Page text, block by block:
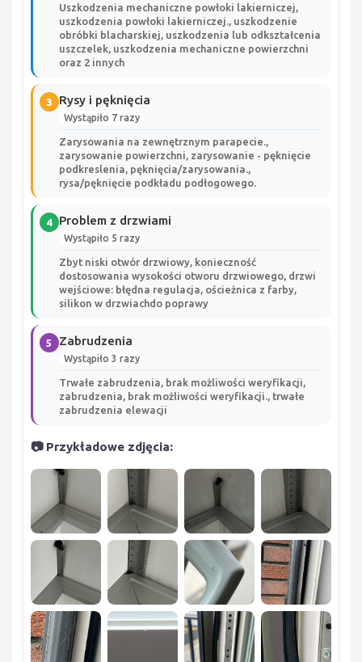
Uszkodzenia mechaniczne powłoki lakierniczej,
uszkodzenia powłoki lakierniczej., uszkodzenie
obróbki blacharskiej, uszkodzenia lub odkształcenia
uszczelek, uszkodzenia mechaniczne powierzchni
oraz 2 innych
3 Rysy i pęknięcia
Wystąpiło 7 razy
Zarysowania na zewnętrznym parapecie.,
zarysowanie powierzchni, zarysowanie - pęknięcie
podkreslenia, pęknięcia/zarysowania.,
rysa/pęknięcie podkładu podłogowego.
4 Problem z drzwiami
Wystąpiło 5 razy
Zbyt niski otwór drzwiowy, konieczność
dostosowania wysokości otworu drzwiowego, drzwi
wejściowe: błędna regulacja, ościeżnica z farby,
silikon w drzwiachdo poprawy
5 Zabrudzenia
Wystąpiło 3 razy
Trwałe zabrudzenia, brak możliwości weryfikacji,
zabrudzenia, brak możliwości weryfikacji., trwałe
zabrudzenia elewacji
📷 Przykładowe zdjęcia: